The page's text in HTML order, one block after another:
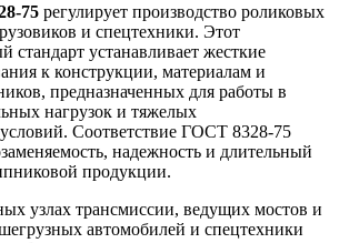
75 регулирует производство роликовых
и спецтехники. Этот
стандарт устанавливает жесткие
к конструкции, материалам и
предназначенных для работы в
нагрузок и тяжелых
Соответствие ГОСТ 8328-75
надежность и длительный
продукции.
узлах трансмиссии, ведущих мостов и
автомобилей и спецтехники